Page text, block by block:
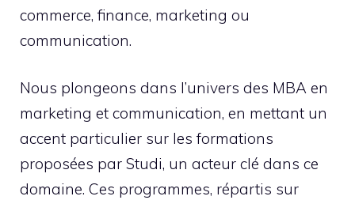
commerce, finance, marketing ou
communication.
Nous plongeons dans l’univers des MBA en
marketing et communication, en mettant un
accent particulier sur les formations
proposées par Studi, un acteur clé dans ce
domaine. Ces programmes, répartis sur